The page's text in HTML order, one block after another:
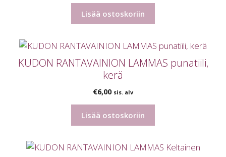
Lisää ostoskoriin
KUDON RANTAVAINION LAMMAS punatiili,
kerä
€6,00 sis. alv
Lisää ostoskoriin